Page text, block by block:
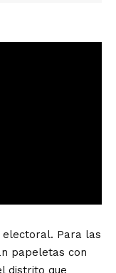
electoral. Para las
papeletas con